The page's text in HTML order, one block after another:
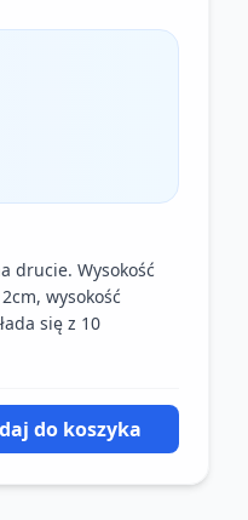
drucie. Wysokość
wysokość
się z 10
do koszyka